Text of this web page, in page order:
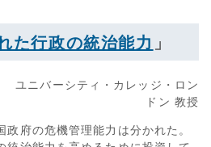
た行政の統治能力 」
ユニバーシティ・カレッジ・ロン
ドン 教授
政府の危機管理能力は分かれた。